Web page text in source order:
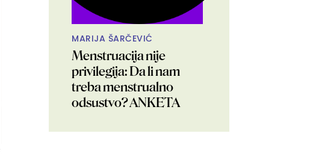
MARIJA ŠARČEVIĆ
Menstruacija nije
privilegija: Da li nam
treba menstrualno
odsustvo? ANKETA